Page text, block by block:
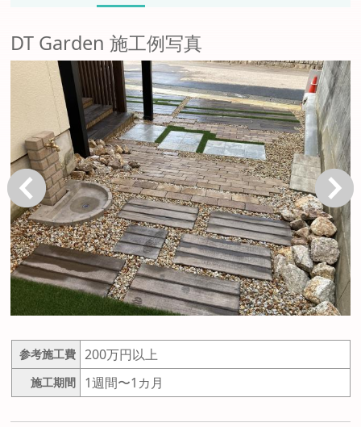
DT Garden 施工例写真
戻る 次へ
参考施工費 200万円以上
施工期間 1週間〜1カ月